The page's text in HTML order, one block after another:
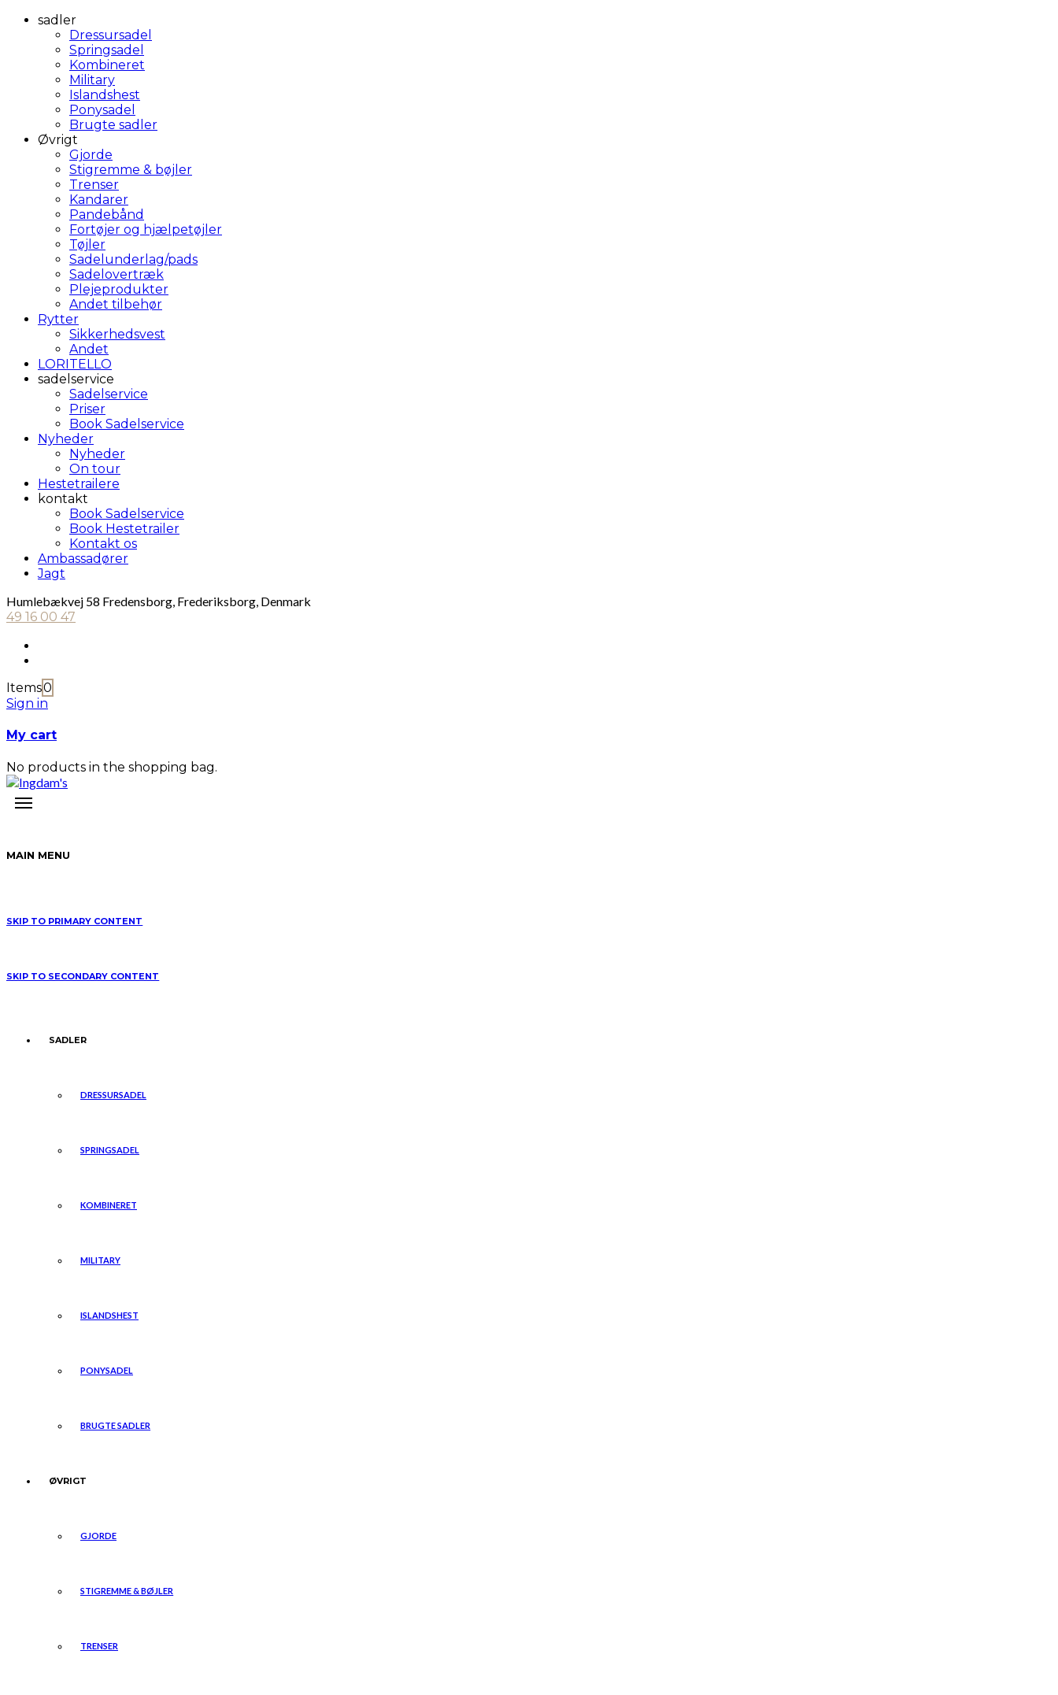
sadler
Dressursadel
Springsadel
Kombineret
Military
Islandshest
Ponysadel
Brugte sadler
Øvrigt
Gjorde
Stigremme & bøjler
Trenser
Kandarer
Pandebånd
Fortøjer og hjælpetøjler
Tøjler
Sadelunderlag/pads
Sadelovertræk
Plejeprodukter
Andet tilbehør
Rytter
Sikkerhedsvest
Andet
LORITELLO
sadelservice
Sadelservice
Priser
Book Sadelservice
Nyheder
Nyheder
On tour
Hestetrailere
kontakt
Book Sadelservice
Book Hestetrailer
Kontakt os
Ambassadører
Jagt
Humlebækvej 58 Fredensborg, Frederiksborg, Denmark
49 16 00 47
Items0
Sign in
My cart
No products in the shopping bag.
MAIN MENU
SKIP TO PRIMARY CONTENT
SKIP TO SECONDARY CONTENT
SADLER
DRESSURSADEL
SPRINGSADEL
KOMBINERET
MILITARY
ISLANDSHEST
PONYSADEL
BRUGTE SADLER
ØVRIGT
GJORDE
STIGREMME & BØJLER
TRENSER